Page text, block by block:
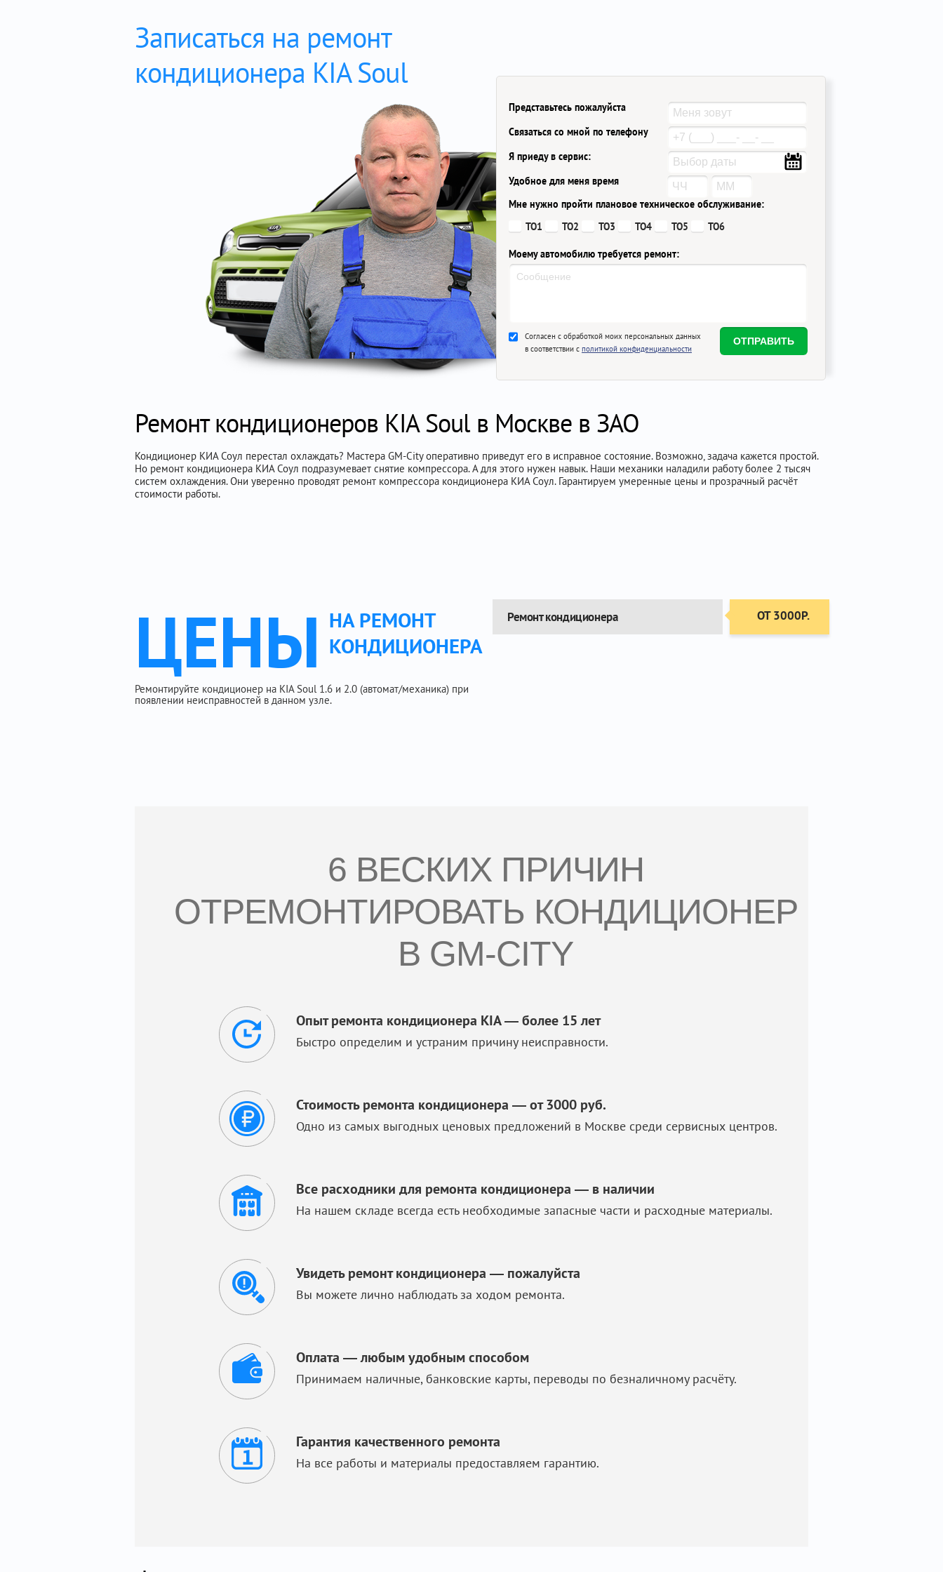
Записаться на ремонт
кондиционера KIA Soul
Представьтесь пожалуйста
Связаться со мной по телефону
Я приеду в сервис:
Удобное для меня время
Мне нужно пройти плановое техническое обслуживание:
ТО1
ТО2 ТО3 ТО4 ТО5 ТО6
Моему автомобилю требуется ремонт:
Согласен с обработкой моих персональных данных
в соответствии с политикой конфиденциальности
Ремонт кондиционеров KIA Soul в Москве в ЗАО
Кондиционер КИА Соул перестал охлаждать? Мастера GM-City оперативно приведут его в исправное состояние. Возможно, задача кажется простой.
Но ремонт кондиционера КИА Соул подразумевает снятие компрессора. А для этого нужен навык. Наши механики наладили работу более 2 тысяч
систем охлаждения. Они уверенно проводят ремонт компрессора кондиционера КИА Соул. Гарантируем умеренные цены и прозрачный расчёт
стоимости работы.
ЦЕНЫ НА РЕМОНТ
КОНДИЦИОНЕРА
Ремонтируйте кондиционер на KIA Soul 1.6 и 2.0 (автомат/механика) при
появлении неисправностей в данном узле.
Ремонт кондиционера ОТ 3000Р.
6 ВЕСКИХ ПРИЧИН
ОТРЕМОНТИРОВАТЬ КОНДИЦИОНЕР
В GM-CITY
Опыт ремонта кондиционера KIA — более 15 лет
Быстро определим и устраним причину неисправности.
Стоимость ремонта кондиционера — от 3000 руб.
Одно из самых выгодных ценовых предложений в Москве среди сервисных центров.
Все расходники для ремонта кондиционера — в наличии
На нашем складе всегда есть необходимые запасные части и расходные материалы.
Увидеть ремонт кондиционера — пожалуйста
Вы можете лично наблюдать за ходом ремонта.
Оплата — любым удобным способом
Принимаем наличные, банковские карты, переводы по безналичному расчёту.
Гарантия качественного ремонта
На все работы и материалы предоставляем гарантию.